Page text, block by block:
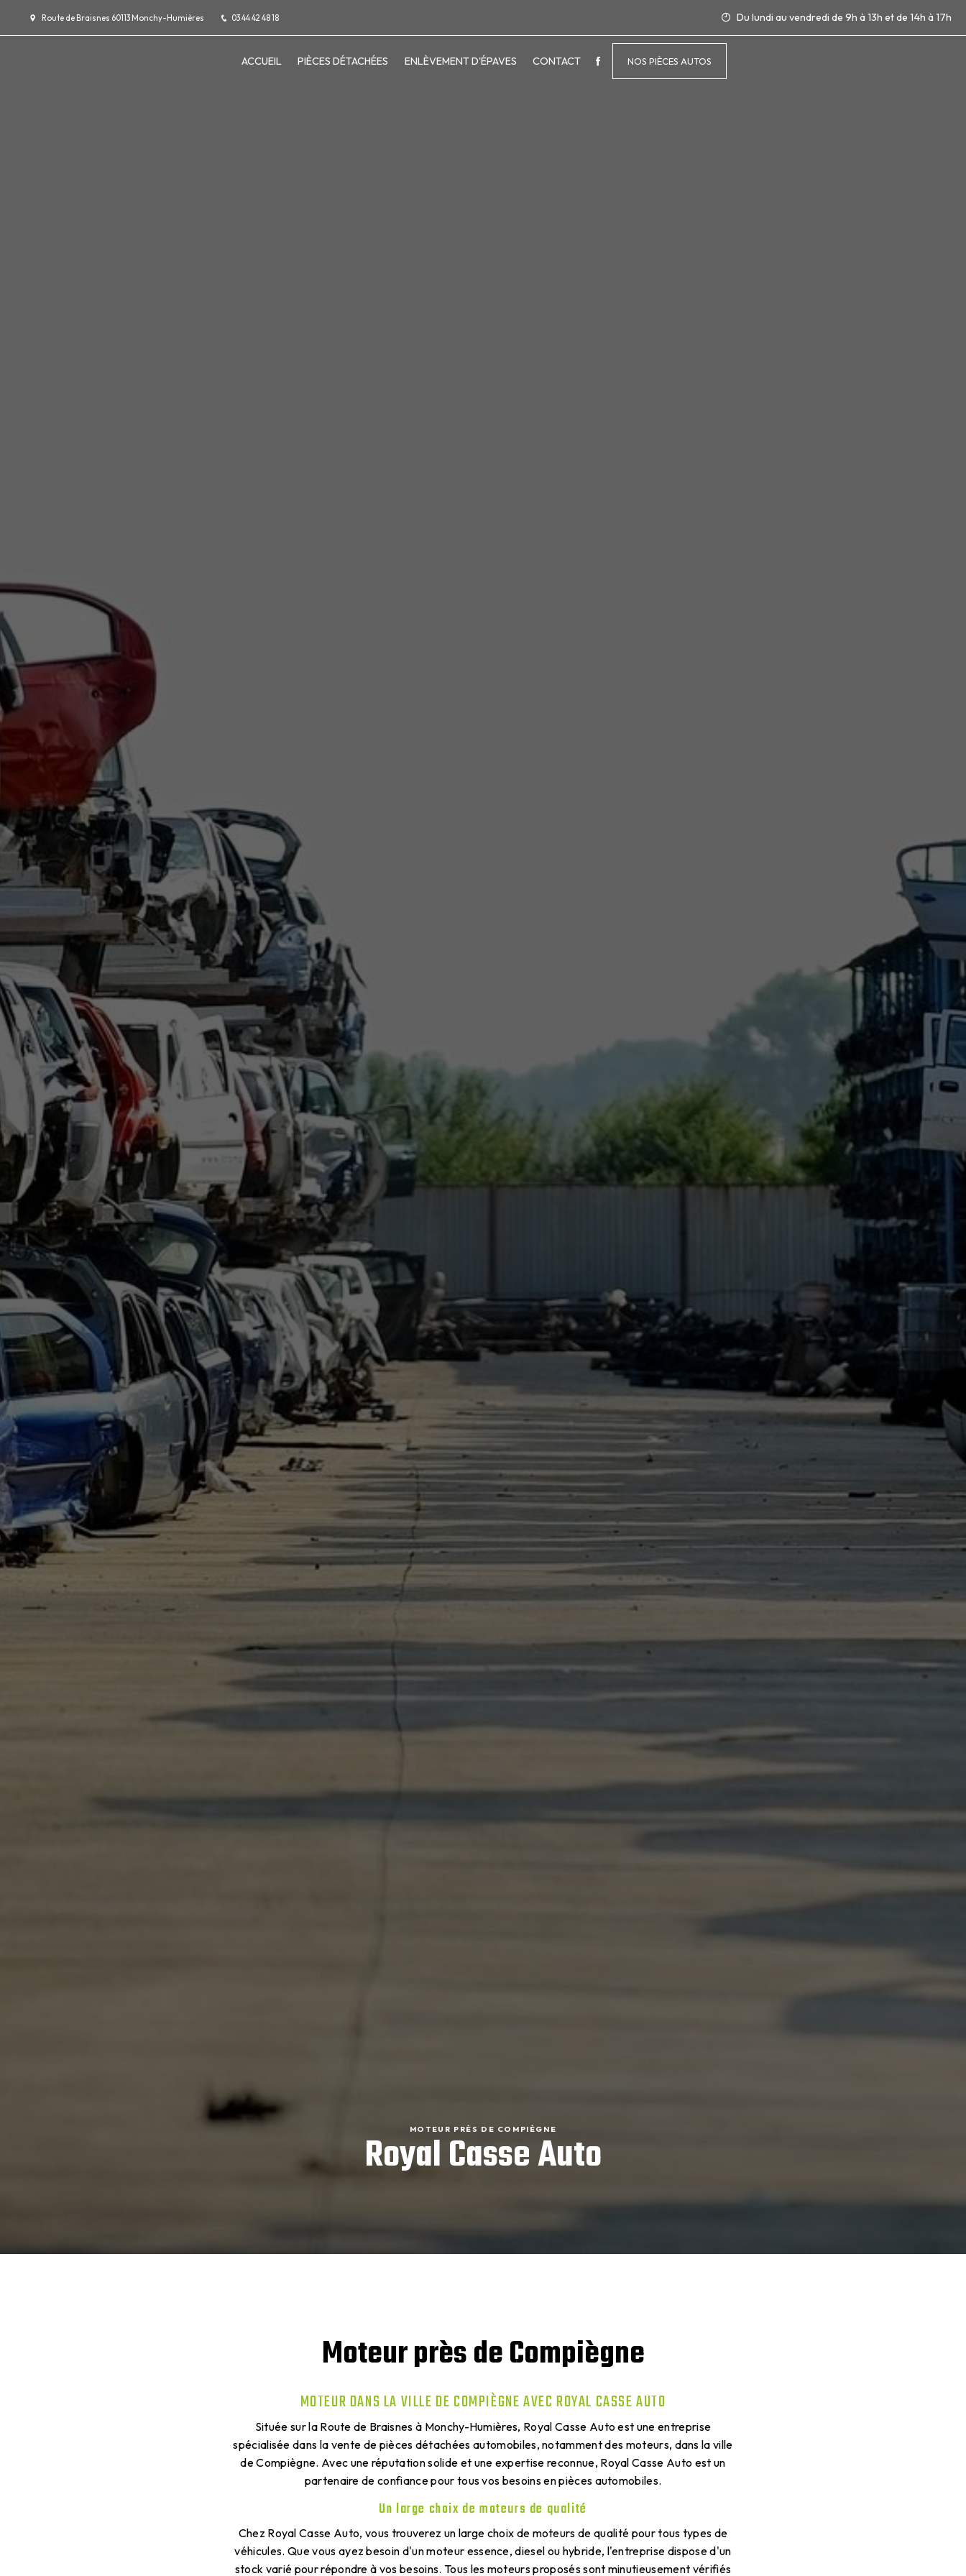
Route de Braisnes 60113 Monchy-Humières 03 44 42 48 18 Du lundi au vendredi de 9h à 13h et de 14h à 17h
ACCUEIL PIÈCES DÉTACHÉES ENLÈVEMENT D'ÉPAVES CONTACT NOS PIÈCES AUTOS
MOTEUR PRÈS DE COMPIÈGNE
Royal Casse Auto
Moteur près de Compiègne
MOTEUR DANS LA VILLE DE COMPIÈGNE AVEC ROYAL CASSE AUTO
Située sur la Route de Braisnes à Monchy-Humières, Royal Casse Auto est une entreprise
spécialisée dans la vente de pièces détachées automobiles, notamment des moteurs, dans la ville
de Compiègne. Avec une réputation solide et une expertise reconnue, Royal Casse Auto est un
partenaire de confiance pour tous vos besoins en pièces automobiles.
Un large choix de moteurs de qualité
Chez Royal Casse Auto, vous trouverez un large choix de moteurs de qualité pour tous types de
véhicules. Que vous ayez besoin d'un moteur essence, diesel ou hybride, l'entreprise dispose d'un
stock varié pour répondre à vos besoins. Tous les moteurs proposés sont minutieusement vérifiés